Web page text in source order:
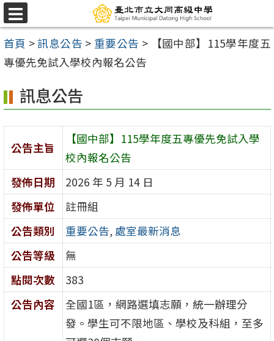
跳
至
主
要
容
區
選
單
首頁 >訊息公告 > 重要公告 >
【國中部】115學年度五
專優先免試入學校內報名公告
訊息公告
公告主旨
【國中部】115學年度五專優先免試入學
校內報名公告
發佈日期
2026 年 5 月 14 日
發佈單位
註冊組
公告類別
重要公告, 處室最新消息
公告等級
無
點閱次數
383
公告內容
全國1區，網路選填志願，統一辦理分
發。學生可不限地區、學校及科組，至多